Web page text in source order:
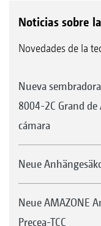
Noticias sobre
Novedades de la
Nueva
8004-2C Grand
cámara
Neue
Neue AMAZONE
Precea-TCC